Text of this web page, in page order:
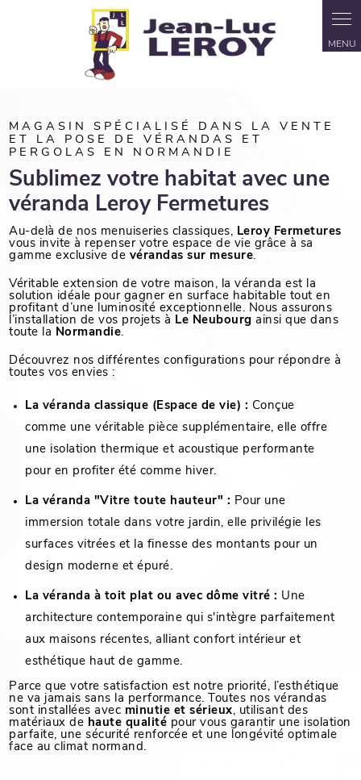
MAGASIN SPÉCIALISÉ DANS LA VENTE
ET LA POSE DE VÉRANDAS ET
PERGOLAS EN NORMANDIE
Sublimez votre habitat avec une
véranda Leroy Fermetures
Au-delà de nos menuiseries classiques, Leroy Fermetures
vous invite à repenser votre espace de vie grâce à sa
gamme exclusive de vérandas sur mesure.
Véritable extension de votre maison, la véranda est la
solution idéale pour gagner en surface habitable tout en
profitant d’une luminosité exceptionnelle. Nous assurons
l’installation de vos projets à Le Neubourg ainsi que dans
toute la Normandie.
Découvrez nos différentes configurations pour répondre à
toutes vos envies :
La véranda classique (Espace de vie) : Conçue
comme une véritable pièce supplémentaire, elle offre
une isolation thermique et acoustique performante
pour en profiter été comme hiver.
La véranda "Vitre toute hauteur" : Pour une
immersion totale dans votre jardin, elle privilégie les
surfaces vitrées et la finesse des montants pour un
design moderne et épuré.
La véranda à toit plat ou avec dôme vitré : Une
architecture contemporaine qui s'intègre parfaitement
aux maisons récentes, alliant confort intérieur et
esthétique haut de gamme.
Parce que votre satisfaction est notre priorité, l’esthétique
ne va jamais sans la performance. Toutes nos vérandas
sont installées avec minutie et sérieux, utilisant des
matériaux de haute qualité pour vous garantir une isolation
parfaite, une sécurité renforcée et une longévité optimale
face au climat normand.
Panneau de gestion des cookies